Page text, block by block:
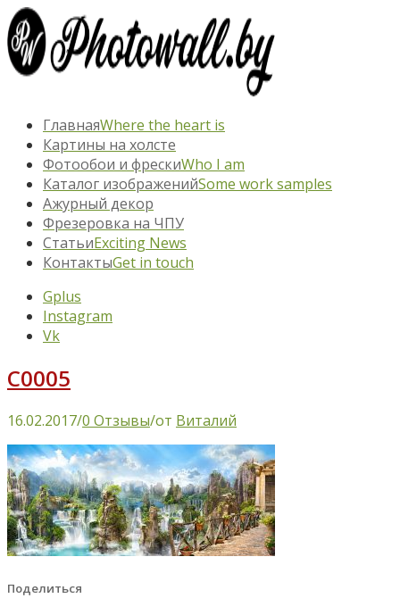
ГлавнаяWhere the heart is
Картины на холсте
Фотообои и фрескиWho I am
Каталог изображенийSome work samples
Ажурный декор
Фрезеровка на ЧПУ
СтатьиExciting News
КонтактыGet in touch
Gplus
Instagram
Vk
C0005
16.02.2017/0 Отзывы/от Виталий
Поделиться